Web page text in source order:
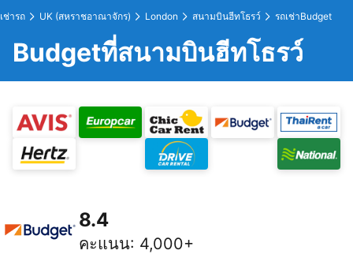
เช่ารถ UK (สหราชอาณาจักร) London สนามบินฮีทโธรว์ รถเช่าBudget
Budgetที่สนามบินฮีทโธรว์
8.4
คะแนน: 4,000+